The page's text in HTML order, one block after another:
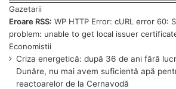
Eroare RSS: WP HTTP Error: cURL error 60:
problem: unable to get local issuer
Criza energetică: după 36 de ani fără
Dunăre, nu mai avem suficientă apă
reactoarelor de la Cernavodă